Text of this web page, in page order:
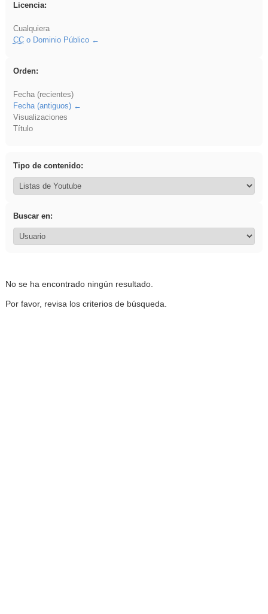
Licencia:
Cualquiera
CCo Dominio Público
Orden:
Fecha (recientes)
Fecha (antiguos)
Visualizaciones
Título
Tipo de contenido:
Buscar en:
No se ha encontrado ningún resultado.
Por favor, revisa los criterios de búsqueda.